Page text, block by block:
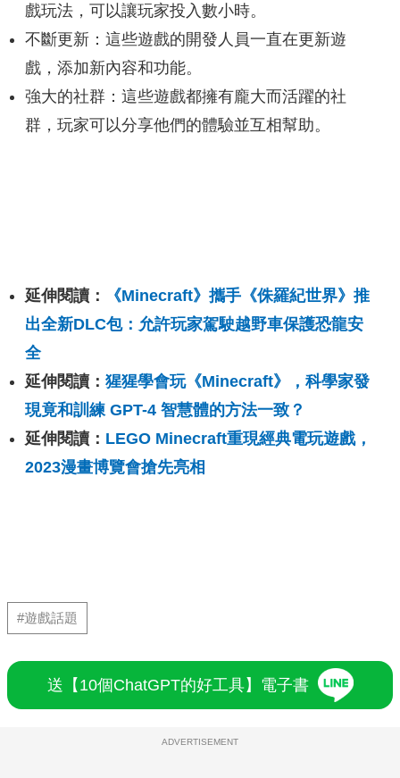
戲玩法，可以讓玩家投入數小時。
不斷更新：這些遊戲的開發人員一直在更新遊
戲，添加新內容和功能。
強大的社群：這些遊戲都擁有龐大而活躍的社
群，玩家可以分享他們的體驗並互相幫助。
延伸閱讀：
《Minecraft》攜手《侏羅紀世界》推
出全新DLC包：允許玩家駕駛越野車保護恐龍安
全
延伸閱讀： 猩猩學會玩《Minecraft》，科學家發
現竟和訓練 GPT-4 智慧體的方法一致？
延伸閱讀： LEGO Minecraft重現經典電玩遊戲，
2023漫畫博覽會搶先亮相
#遊戲話題
送【10個ChatGPT的好工具】電子書
ADVERTISEMENT